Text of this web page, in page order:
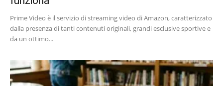
Prime Video è il servizio di streaming video di Amazon, caratterizzato
dalla presenza di tanti contenuti originali, grandi esclusive sportive e
da un ottimo...